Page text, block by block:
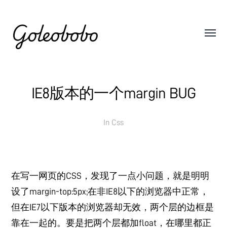
Goleobobo
IE8版本的一个margin BUG
In Css
在写一网页的CSS，发现了一点小问题，就是明明
设了margin-top:5px;在非IE8以下的浏览器中正常，
但在IE7以下版本的浏览器却无效，两个层的边框是
靠在一起的。要是把两个层都加float，在哪里都正